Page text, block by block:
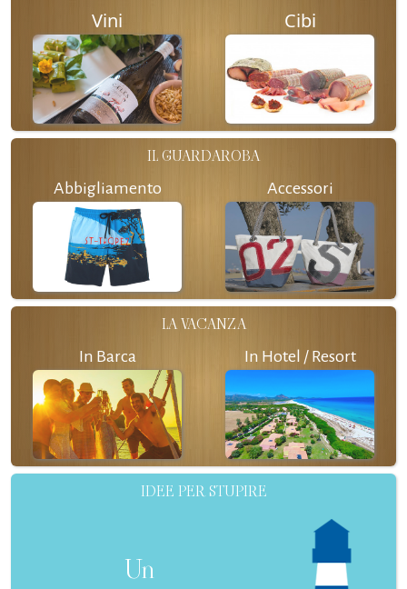
Vini Cibi
IL GUARDAROBA
Abbigliamento Accessori
LA VACANZA
In Barca In Hotel / Resort
IDEE PER STUPIRE
Un